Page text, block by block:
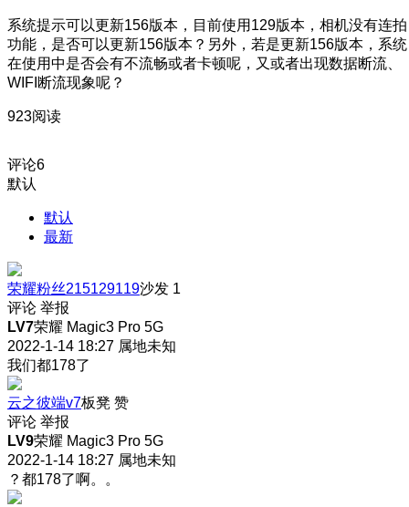
系统提示可以更新156版本，目前使用129版本，相机没有连拍
功能，是否可以更新156版本？另外，若是更新156版本，系统
在使用中是否会有不流畅或者卡顿呢，又或者出现数据断流、
WIFI断流现象呢？
923阅读
评论6
默认
默认
最新
荣耀粉丝215129119沙发 1
评论 举报
LV7荣耀 Magic3 Pro 5G
2022-1-14 18:27 属地未知
我们都178了
云之彼端v7板凳 赞
评论 举报
LV9荣耀 Magic3 Pro 5G
2022-1-14 18:27 属地未知
？都178了啊。。